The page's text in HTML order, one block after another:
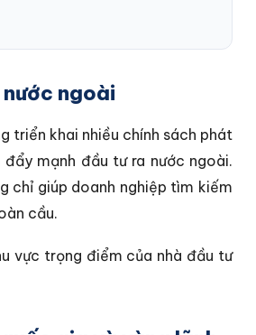
ngoài
triển khai nhiều chính sách phát
mạnh đầu tư ra nước ngoài.
chỉ giúp doanh nghiệp tìm kiếm
cầu.
vực trọng điểm của nhà đầu tư